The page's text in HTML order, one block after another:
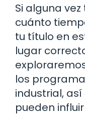
Si alguna
cuánto
tu título en
lugar
los
industrial,
pueden